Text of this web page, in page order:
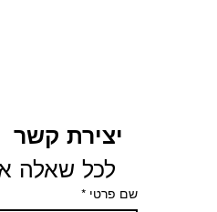
יצירת קשר
לכל שאלה
שם פרטי *